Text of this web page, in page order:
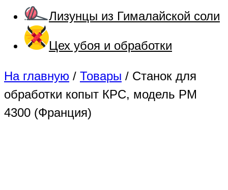
Лизунцы из Гималайской соли
Цех убоя и обработки
На главную / Товары / Станок для
обработки копыт КРС, модель РМ
4300 (Франция)